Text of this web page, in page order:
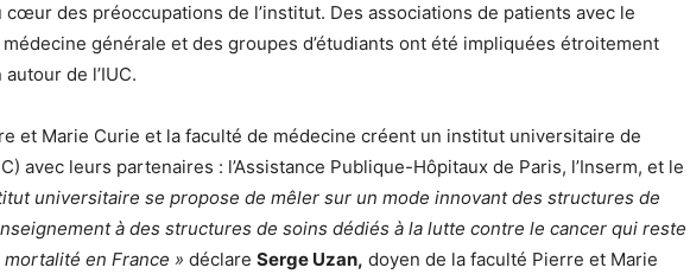
cœur des préoccupations de l’institut. Des associations de patients avec le
générale et des groupes d’étudiants ont été impliquées étroitement
de l’IUC.
et Marie Curie et la faculté de médecine créent un institut universitaire de
avec leurs partenaires : l’Assistance Publique-Hôpitaux de Paris, l’Inserm, et le
universitaire se propose de mêler sur un mode innovant des structures de
à des structures de soins dédiés à la lutte contre le cancer qui reste
mortalité en France » déclare Serge Uzan, doyen de la faculté Pierre et Marie